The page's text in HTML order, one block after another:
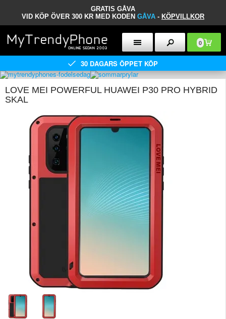
GRATIS GÅVA
VID KÖP ÖVER 300 KR MED KODEN GÅVA - KÖPVILLKOR
0
30 DAGARS ÖPPET KÖP
LOVE MEI POWERFUL HUAWEI P30 PRO HYBRID
SKAL